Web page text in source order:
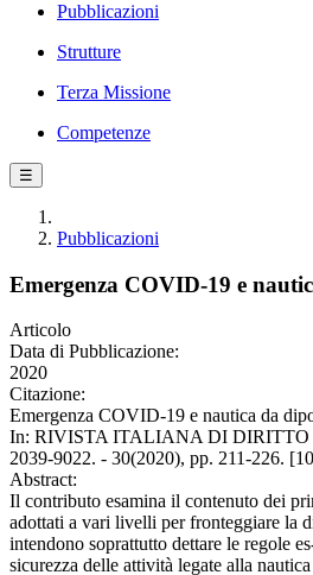
Pubblicazioni
Strutture
Terza Missione
Competenze
☰
Pubblicazioni
Emergenza COVID-19 e
Articolo
Data di Pubblicazione:
2020
Citazione:
Emergenza COVID-19 e nautica da
In: RIVISTA ITALIANA DI DIRITTO
2039-9022. - 30(2020), pp. 211-226.
Abstract:
Il contributo esamina il contenuto dei
adottati a vari livelli per fronteggiare la
intendono soprattutto dettare le regole
sicurezza delle attività legate alla